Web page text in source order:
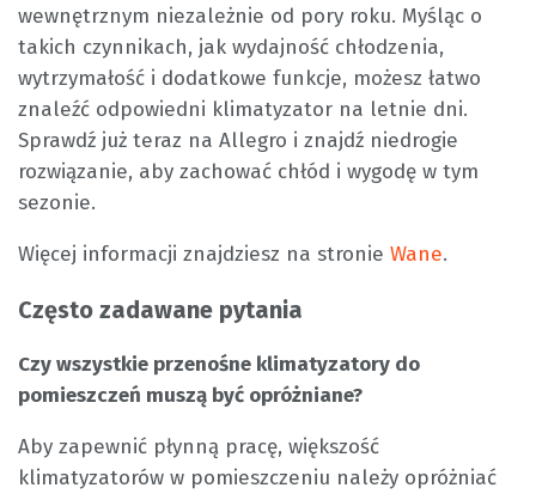
wewnętrznym niezależnie od pory roku. Myśląc o
takich czynnikach, jak wydajność chłodzenia,
wytrzymałość i dodatkowe funkcje, możesz łatwo
znaleźć odpowiedni klimatyzator na letnie dni.
Sprawdź już teraz na Allegro i znajdź niedrogie
rozwiązanie, aby zachować chłód i wygodę w tym
sezonie.
Więcej informacji znajdziesz na stronie Wane.
Często zadawane pytania
Czy wszystkie przenośne klimatyzatory do
pomieszczeń muszą być opróżniane?
Aby zapewnić płynną pracę, większość
klimatyzatorów w pomieszczeniu należy opróżniać